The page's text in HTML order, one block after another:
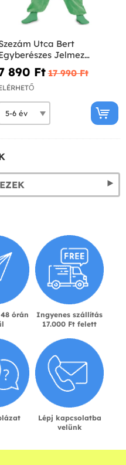
Utca Bert
Jelmez
890 Ft‎ 17 990 Ft‎
órán
Ingyenes szállítás
17.000 Ft felett
Lépj kapcsolatba
velünk